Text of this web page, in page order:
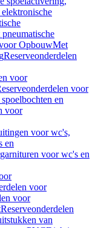
OpbouwMet
Reserveonderdelen
voor
voor
en
voor
voor wc's,
en
voor wc's en
voor
voor
Reserveonderdelen
van